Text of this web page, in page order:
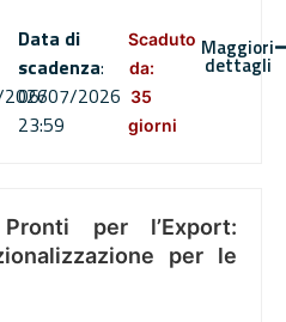
Data di
scadenza:
06/07/2026
23:59
Scaduto
da:
35
giorni
Maggiori
dettagli
per l’Export:
per le